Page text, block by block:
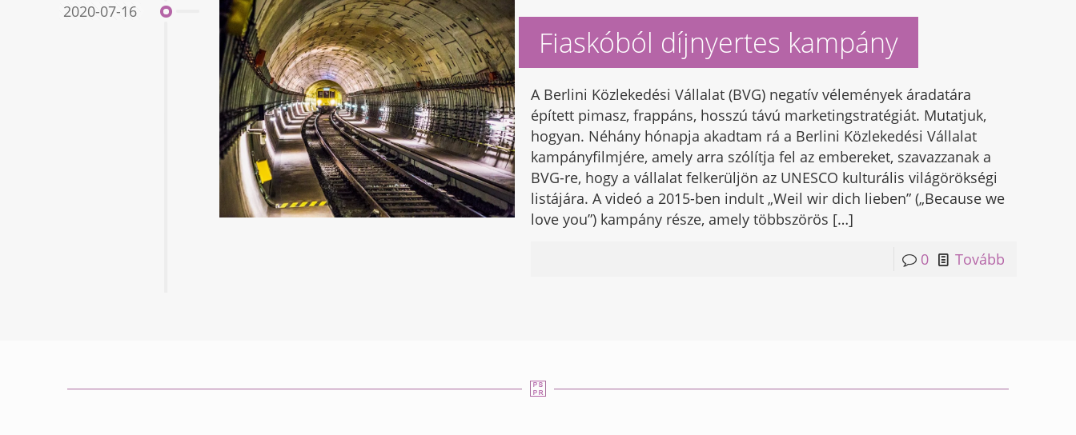
2020-07-16
Fiaskóból díjnyertes kampány
A Berlini Közlekedési Vállalat (BVG) negatív vélemények áradatára
épített pimasz, frappáns, hosszú távú marketingstratégiát. Mutatjuk,
hogyan. Néhány hónapja akadtam rá a Berlini Közlekedési Vállalat
kampányfilmjére, amely arra szólítja fel az embereket, szavazzanak a
BVG-re, hogy a vállalat felkerüljön az UNESCO kulturális világörökségi
listájára. A videó a 2015-ben indult „Weil wir dich lieben” („Because we
love you”) kampány része, amely többszörös […]
0 Tovább